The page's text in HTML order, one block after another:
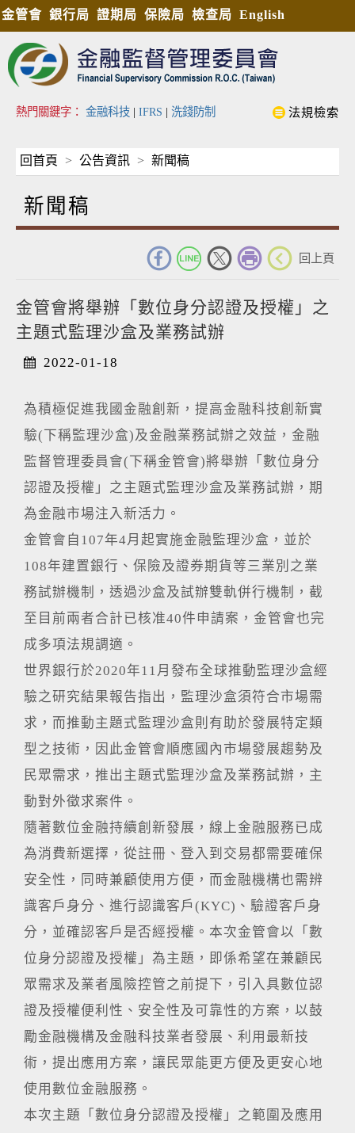
金管會 銀行局 證期局 保險局 檢查局 English
熱門關鍵字： 金融科技 | IFRS | 洗錢防制 法規檢索
回首頁 公告資訊 新聞稿
新聞稿
回上頁
金管會將舉辦「數位身分認證及授權」之
主題式監理沙盒及業務試辦
2022-01-18
為積極促進我國金融創新，提高金融科技創新實
驗(下稱監理沙盒)及金融業務試辦之效益，金融
監督管理委員會(下稱金管會)將舉辦「數位身分
認證及授權」之主題式監理沙盒及業務試辦，期
為金融市場注入新活力。
金管會自107年4月起實施金融監理沙盒，並於
108年建置銀行、保險及證券期貨等三業別之業
務試辦機制，透過沙盒及試辦雙軌併行機制，截
至目前兩者合計已核准40件申請案，金管會也完
成多項法規調適。
世界銀行於2020年11月發布全球推動監理沙盒經
驗之研究結果報告指出，監理沙盒須符合市場需
求，而推動主題式監理沙盒則有助於發展特定類
型之技術，因此金管會順應國內市場發展趨勢及
民眾需求，推出主題式監理沙盒及業務試辦，主
動對外徵求案件。
隨著數位金融持續創新發展，線上金融服務已成
為消費新選擇，從註冊、登入到交易都需要確保
安全性，同時兼顧使用方便，而金融機構也需辨
識客戶身分、進行認識客戶(KYC)、驗證客戶身
分，並確認客戶是否經授權。本次金管會以「數
位身分認證及授權」為主題，即係希望在兼顧民
眾需求及業者風險控管之前提下，引入具數位認
證及授權便利性、安全性及可靠性的方案，以鼓
勵金融機構及金融科技業者發展、利用最新技
術，提出應用方案，讓民眾能更方便及更安心地
使用數位金融服務。
本次主題「數位身分認證及授權」之範圍及應用